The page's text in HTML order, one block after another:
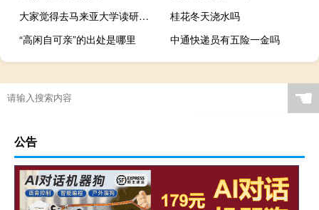
大家觉得去马来亚大学读研好吗
桂花冬天浇水吗
“高闲自可亲”的出处是哪里
中通快递员有五险一金吗
☚
公告